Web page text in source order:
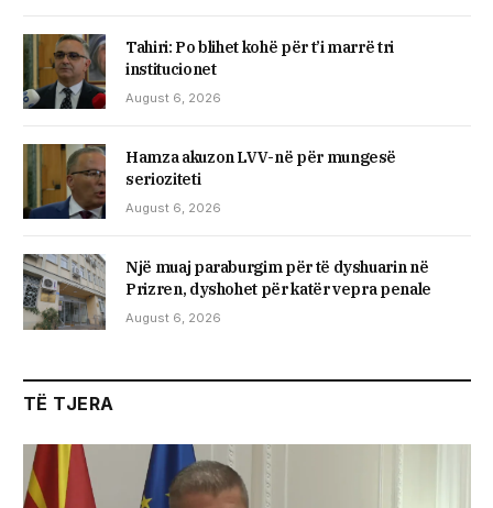
Tahiri: Po blihet kohë për t’i marrë tri
institucionet
August 6, 2026
Hamza akuzon LVV-në për mungesë
serioziteti
August 6, 2026
Një muaj paraburgim për të dyshuarin në
Prizren, dyshohet për katër vepra penale
August 6, 2026
TË TJERA